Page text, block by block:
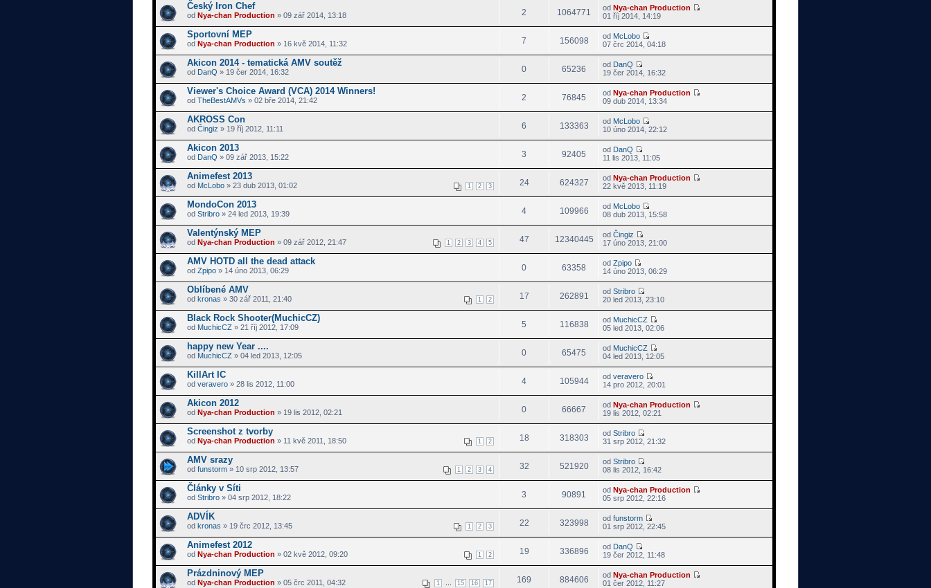
Český Iron Chef
od Nya-chan Production » 09 zář 2014, 13:18 2 1064771 odNya-chan Production
01 říj 2014, 14:19
Sportovní MEP
od Nya-chan Production » 16 kvě 2014, 11:32 7 156098 od McLobo
07 črc 2014, 04:18
Akicon 2014 - tematická AMV soutěž
od DanQ » 19 čer 2014, 16:32 0 65236 od DanQ
19 čer 2014, 16:32
Viewer's Choice Award (VCA) 2014 Winners!
od TheBestAMVs » 02 bře 2014, 21:42 2 76845 odNya-chan Production
09 dub 2014, 13:34
AKROSS Con
od Čingiz » 19 říj 2012, 11:11 6 133363 od McLobo
10 úno 2014, 22:12
Akicon 2013
od DanQ » 09 zář 2013, 15:22 3 92405 od DanQ
11 lis 2013, 11:05
Animefest 2013
1 2 3
od McLobo » 23 dub 2013, 01:02 24 624327 odNya-chan Production
22 kvě 2013, 11:19
MondoCon 2013
od Stribro » 24 led 2013, 19:39 4 109966 od McLobo
08 dub 2013, 15:58
Valentýnský MEP
1 2 3 4 5
od Nya-chan Production » 09 zář 2012, 21:47 47 12340445 odČingiz
17 úno 2013, 21:00
AMV HOTD all the dead attack
od Zpipo » 14 úno 2013, 06:29 0 63358 odZpipo
14 úno 2013, 06:29
Oblíbené AMV
1 2
od kronas » 30 zář 2011, 21:40 17 262891 odStribro
20 led 2013, 23:10
Black Rock Shooter(MuchicCZ)
od MuchicCZ » 21 říj 2012, 17:09 5 116838 od MuchicCZ
05 led 2013, 02:06
happy new Year ....
od MuchicCZ » 04 led 2013, 12:05 0 65475 od MuchicCZ
04 led 2013, 12:05
KillArt IC
od veravero » 28 lis 2012, 11:00 4 105944 odveravero
14 pro 2012, 20:01
Akicon 2012
od Nya-chan Production » 19 lis 2012, 02:21 0 66667 odNya-chan Production
19 lis 2012, 02:21
Screenshot z tvorby
1 2
od Nya-chan Production » 11 kvě 2011, 18:50 18 318303 odStribro
31 srp 2012, 21:32
AMV srazy
1 2 3 4
od funstorm » 10 srp 2012, 13:57 32 521920 odStribro
08 lis 2012, 16:42
Články v Síti
od Stribro » 04 srp 2012, 18:22 3 90891 odNya-chan Production
05 srp 2012, 22:16
ADVÍK
1 2 3
od kronas » 19 črc 2012, 13:45 22 323998 odfunstorm
01 srp 2012, 22:45
Animefest 2012
1 2
od Nya-chan Production » 02 kvě 2012, 09:20 19 336896 od DanQ
19 čer 2012, 11:48
Prázdninový MEP
1 15 16 17
od Nya-chan Production » 05 črc 2011, 04:32 169 884606 odNya-chan Production
01 čer 2012, 11:27